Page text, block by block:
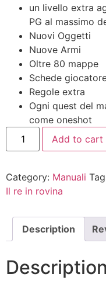
un livello extra
PG al massimo
Nuovi Oggetti
Nuove Armi
Oltre 80 mappe
Schede
Regole extra
Ogni quest del
come oneshot
Add to cart
Category: Manuali
Il re in rovina
Description
Description